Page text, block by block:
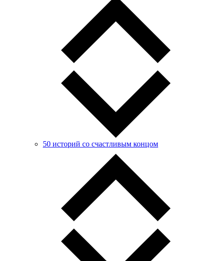
50 историй со счастливым концом